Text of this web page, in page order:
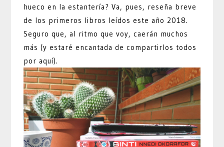
hueco en la estantería? Va, pues, reseña breve
de los primeros libros leídos este año 2018.
Seguro que, al ritmo que voy, caerán muchos
más (y estaré encantada de compartirlos todos
por aquí).